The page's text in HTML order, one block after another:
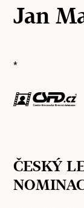
Jan
*
ČESKÝ